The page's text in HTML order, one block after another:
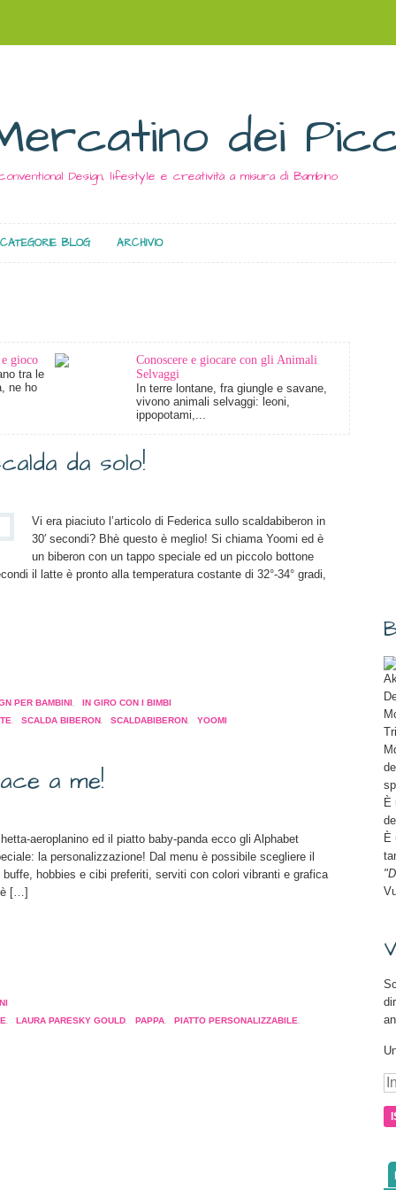
dei
Design, lifestyle e creatività a misura di Bambino
CATEGORIE BLOG ARCHIVIO
gioco
tra le
ne ho
Conoscere e giocare con gli Animali
Selvaggi
In terre lontane, fra giungle e savane,
vivono animali selvaggi: leoni,
ippopotami,...
da solo!
Vi era piaciuto l’articolo di Federica sullo scaldabiberon in
30′ secondi? Bhè questo è meglio! Si chiama Yoomi ed è
un biberon con un tappo speciale ed un piccolo bottone
il latte è pronto alla temperatura costante di 32°-34° gradi,
PER BAMBINI
IN GIRO CON I BIMBI
SCALDA BIBERON SCALDABIBERON YOOMI
a me!
aeroplanino ed il piatto baby-panda ecco gli Alphabet
la personalizzazione! Dal menu è possibile scegliere il
hobbies e cibi preferiti, serviti con colori vibranti e grafica
è […]
LAURA PARESKY GOULD PAPPA PIATTO PERSONALIZZABILE
È
È